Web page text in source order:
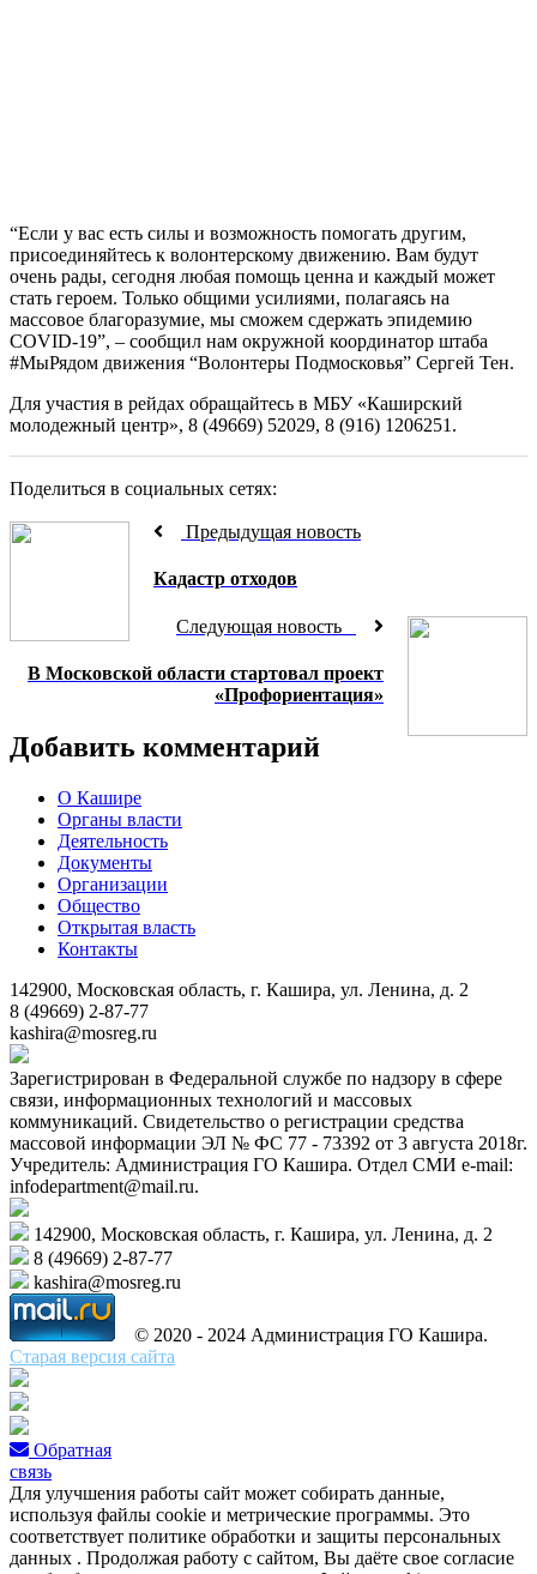
“Если у вас есть силы и возможность помогать другим,
присоединяйтесь к волонтерскому движению. Вам будут
очень рады, сегодня любая помощь ценна и каждый может
стать героем. Только общими усилиями, полагаясь на
массовое благоразумие, мы сможем сдержать эпидемию
COVID-19”, – сообщил нам окружной координатор штаба
#МыРядом движения “Волонтеры Подмосковья” Сергей Тен.
Для участия в рейдах обращайтесь в МБУ «Каширский
молодежный центр», 8 (49669) 52029, 8 (916) 1206251.
Поделиться в социальных сетях:
Предыдущая новость
Кадастр отходов
Следующая новость
В Московской области стартовал проект
«Профориентация»
Добавить комментарий
О Кашире
Органы власти
Деятельность
Документы
Организации
Общество
Открытая власть
Контакты
142900, Московская область, г. Кашира, ул. Ленина, д. 2
8 (49669) 2-87-77
kashira@mosreg.ru
Зарегистрирован в Федеральной службе по надзору в сфере
связи, информационных технологий и массовых
коммуникаций. Свидетельство о регистрации средства
массовой информации ЭЛ № ФС 77 - 73392 от 3 августа 2018г.
Учредитель: Администрация ГО Кашира. Отдел СМИ e-mail:
infodepartment@mail.ru.
142900, Московская область, г. Кашира, ул. Ленина, д. 2
8 (49669) 2-87-77
kashira@mosreg.ru
© 2020 - 2024 Администрация ГО Кашира.
Старая версия сайта
Обратная
связь
Для улучшения работы сайт может собирать данные,
используя файлы cookie и метрические программы. Это
соответствует политике обработки и защиты персональных
данных . Продолжая работу с сайтом, Вы даёте свое согласие